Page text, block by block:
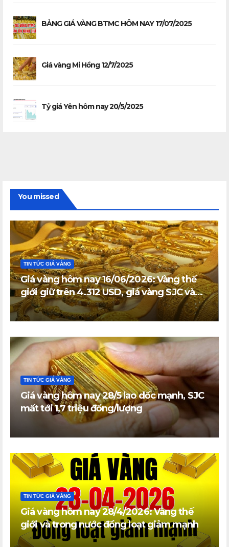
BẢNG GIÁ VÀNG BTMC HÔM NAY 17/07/2025
Giá vàng Mi Hồng 12/7/2025
Tỷ giá Yên hôm nay 20/5/2025
You missed
TIN TỨC GIÁ VÀNG
Giá vàng hôm nay 16/06/2026: Vàng thế
giới giữ trên 4.312 USD, giá vàng SJC và
vàng nhẫn trong nước đi ngang
TIN TỨC GIÁ VÀNG
Giá vàng hôm nay 28/5 lao dốc mạnh, SJC
mất tới 1,7 triệu đồng/lượng
TIN TỨC GIÁ VÀNG
Giá vàng hôm nay 28/4/2026: Vàng thế
giới và trong nước đồng loạt giảm mạnh